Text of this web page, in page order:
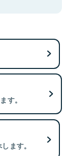
す。
ます。